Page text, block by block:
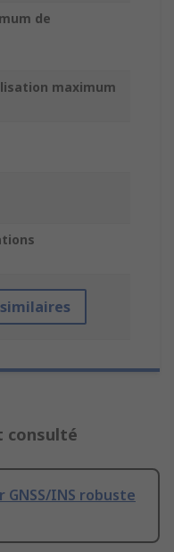
de
maximum
consulté
GNSS/INS robuste